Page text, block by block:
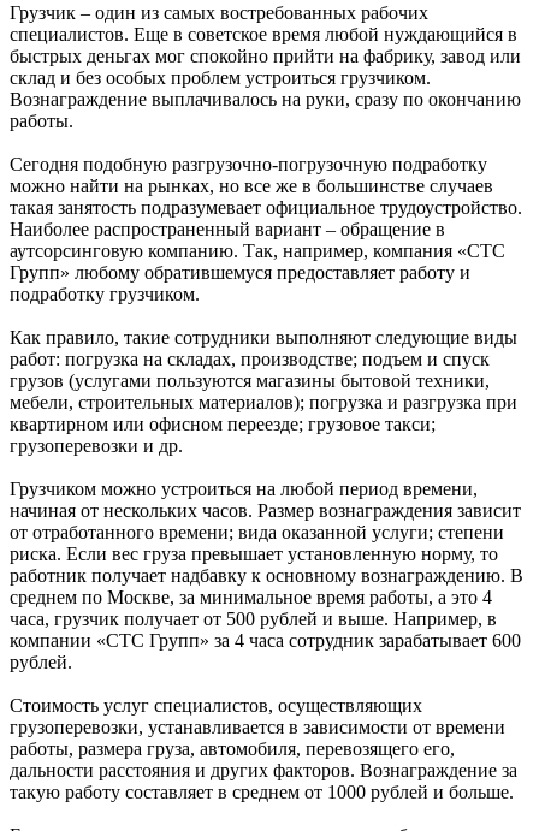
Грузчик – один из самых востребованных рабочих
специалистов. Еще в советское время любой нуждающийся в
быстрых деньгах мог спокойно прийти на фабрику, завод или
склад и без особых проблем устроиться грузчиком.
Вознаграждение выплачивалось на руки, сразу по окончанию
работы.
Сегодня подобную разгрузочно-погрузочную подработку
можно найти на рынках, но все же в большинстве случаев
такая занятость подразумевает официальное трудоустройство.
Наиболее распространенный вариант – обращение в
аутсорсинговую компанию. Так, например, компания «СТС
Групп» любому обратившемуся предоставляет работу и
подработку грузчиком.
Как правило, такие сотрудники выполняют следующие виды
работ: погрузка на складах, производстве; подъем и спуск
грузов (услугами пользуются магазины бытовой техники,
мебели, строительных материалов); погрузка и разгрузка при
квартирном или офисном переезде; грузовое такси;
грузоперевозки и др.
Грузчиком можно устроиться на любой период времени,
начиная от нескольких часов. Размер вознаграждения зависит
от отработанного времени; вида оказанной услуги; степени
риска. Если вес груза превышает установленную норму, то
работник получает надбавку к основному вознаграждению. В
среднем по Москве, за минимальное время работы, а это 4
часа, грузчик получает от 500 рублей и выше. Например, в
компании «СТС Групп» за 4 часа сотрудник зарабатывает 600
рублей.
Стоимость услуг специалистов, осуществляющих
грузоперевозки, устанавливается в зависимости от времени
работы, размера груза, автомобиля, перевозящего его,
дальности расстояния и других факторов. Вознаграждение за
такую работу составляет в среднем от 1000 рублей и больше.